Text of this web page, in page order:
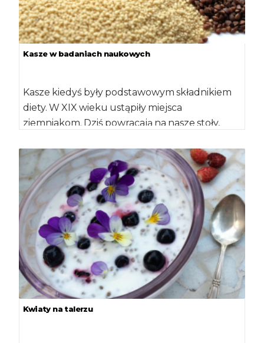
Kasze w badaniach naukowych
Kasze kiedyś były podstawowym składnikiem
diety. W XIX wieku ustąpiły miejsca
ziemniakom. Dziś powracają na nasze stoły,
Kwiaty na talerzu